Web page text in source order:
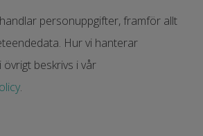
personuppgifter, framför allt
Hur vi hanterar
beskrivs i vår
.